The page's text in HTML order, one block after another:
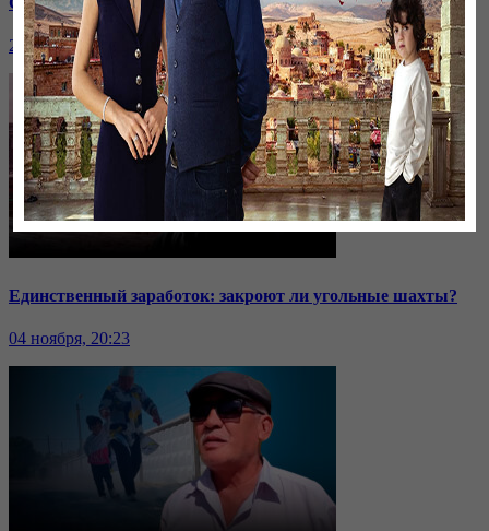
24 ноября, 20:43
Единственный заработок: закроют ли угольные шахты?
04 ноября, 20:23